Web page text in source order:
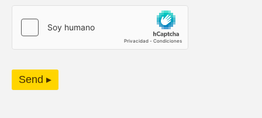
Send ▸